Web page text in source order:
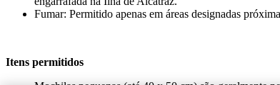
Fumar: Permitido apenas em áreas designadas
Itens permitidos